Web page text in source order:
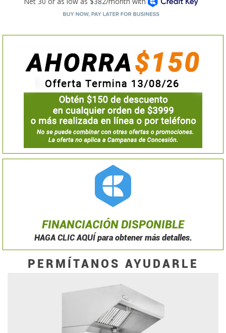
FINANCIACIÓN DISPONIBLE
HAGA CLIC AQUÍ para obtener más detalles.
PERMÍTANOS AYUDARLE